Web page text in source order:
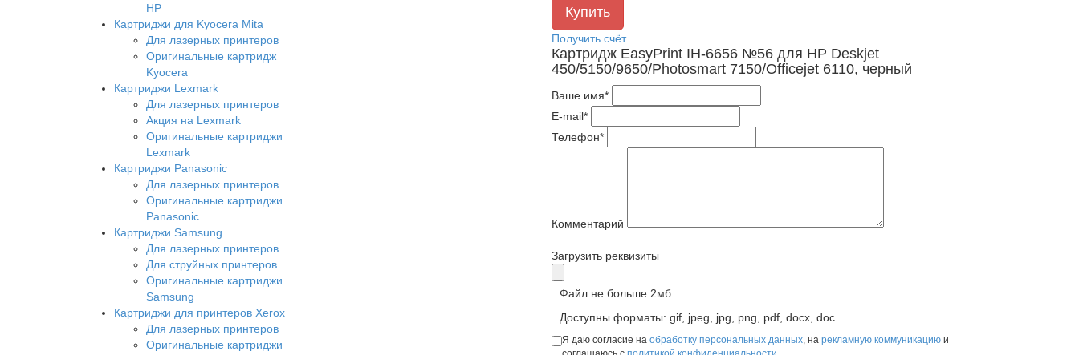
Получить счёт
Картридж EasyPrint IH-6656 №56 для HP Deskjet
450/5150/9650/Photosmart 7150/Officejet 6110, черный
Ваше имя*
E-mail*
Телефон*
Комментарий
Загрузить реквизиты
Файл не больше 2мб
Доступны форматы: gif, jpeg, jpg, png, pdf, docx, doc
Я даю согласие на обработку персональных данных, на рекламную коммуникациюи
HP
Картриджи для Kyocera Mita
Для лазерных принтеров
Оригинальные картридж
Kyocera
Картриджи Lexmark
Для лазерных принтеров
Акция на Lexmark
Оригинальные картриджи
Lexmark
Картриджи Panasonic
Для лазерных принтеров
Оригинальные картриджи
Panasonic
Картриджи Samsung
Для лазерных принтеров
Для струйных принтеров
Оригинальные картриджи
Samsung
Картриджи для принтеров Xerox
Для лазерных принтеров
Оригинальные картриджи